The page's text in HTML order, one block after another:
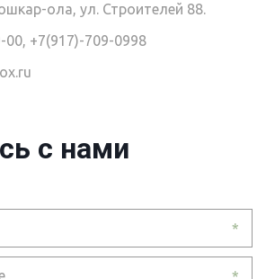
ола, ул. Строителей 88.
00, +7(917)-709-0998
с нами
*